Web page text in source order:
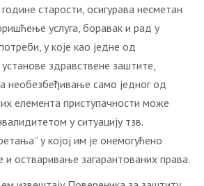
старости, осигурава несметан
услуга, боравак и рад у
у које као једне од
установе здравствене заштите,
необезбеђивање само једног од
елемента приступачности може
у ситуацију тзв.
у којој им је онемогућено
остваривање загарантованих права.